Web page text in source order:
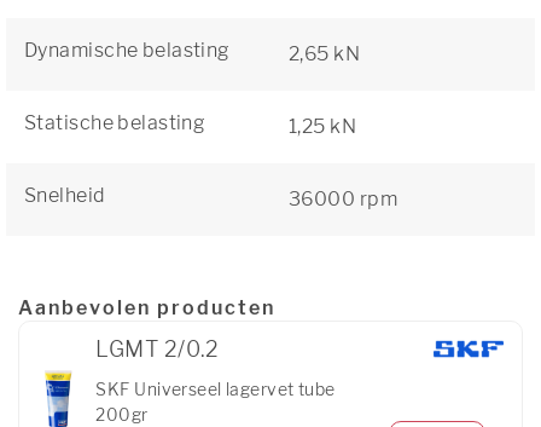
Dynamische belasting 2,65 kN
Statische belasting 1,25 kN
Snelheid 36000 rpm
Aanbevolen producten
LGMT 2/0.2
SKF Universeel lagervet tube
200gr